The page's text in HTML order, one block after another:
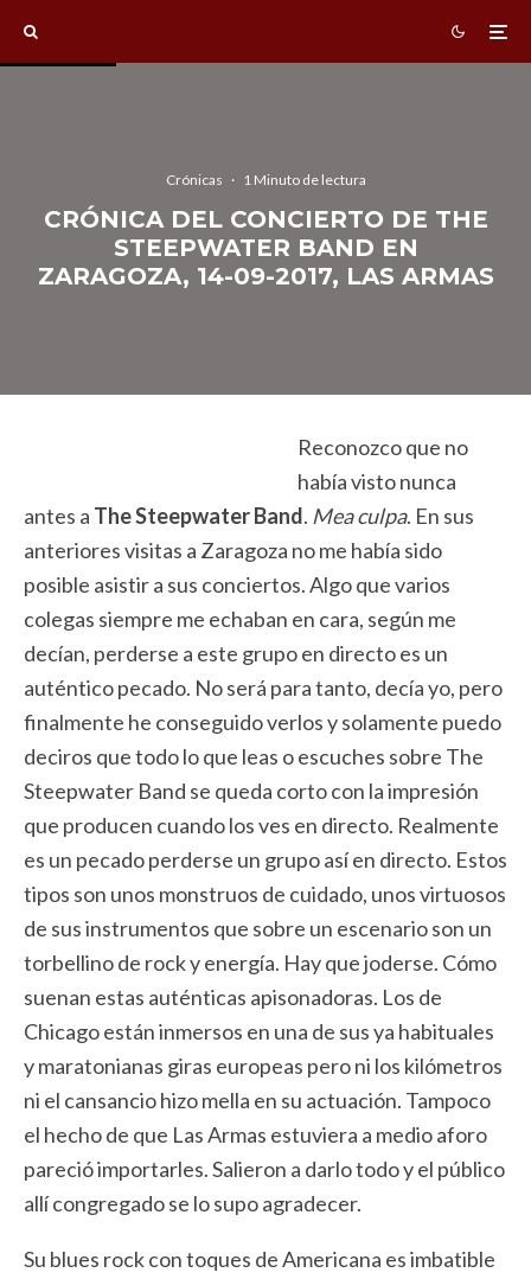
Crónicas · 1 Minuto de lectura
CRÓNICA DEL CONCIERTO DE THE
STEEPWATER BAND EN
ZARAGOZA, 14-09-2017, LAS ARMAS
Reconozco que no
había visto nunca
antes a The Steepwater Band. Mea culpa. En sus
anteriores visitas a Zaragoza no me había sido
posible asistir a sus conciertos. Algo que varios
colegas siempre me echaban en cara, según me
decían, perderse a este grupo en directo es un
auténtico pecado. No será para tanto, decía yo, pero
finalmente he conseguido verlos y solamente puedo
deciros que todo lo que leas o escuches sobre The
Steepwater Band se queda corto con la impresión
que producen cuando los ves en directo. Realmente
es un pecado perderse un grupo así en directo. Estos
tipos son unos monstruos de cuidado, unos virtuosos
de sus instrumentos que sobre un escenario son un
torbellino de rock y energía. Hay que joderse. Cómo
suenan estas auténticas apisonadoras. Los de
Chicago están inmersos en una de sus ya habituales
y maratonianas giras europeas pero ni los kilómetros
ni el cansancio hizo mella en su actuación. Tampoco
el hecho de que Las Armas estuviera a medio aforo
pareció importarles. Salieron a darlo todo y el público
allí congregado se lo supo agradecer.
Su blues rock con toques de Americana es imbatible